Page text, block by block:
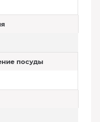
посуды